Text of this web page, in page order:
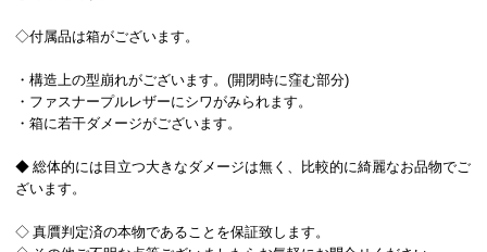
◇付属品は箱がございます。
・構造上の型崩れがございます。(開閉時に窪む部分)
・ファスナープルレザーにシワがみられます。
・箱に若干ダメージがございます。
◆ 総体的には目立つ大きなダメージは無く、比較的に綺麗なお品物でご
ざいます。
◇ 真贋判定済の本物であることを保証致します。